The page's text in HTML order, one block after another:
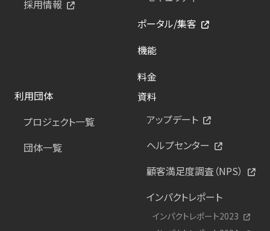
採用情報
ポータル/集客
機能
料金
利用団体
プロジェクト一覧
団体一覧
資料
アップデート
ヘルプセンター
顧客満足度調査（NPS）
インパクトレポート
インパクトレポート2023